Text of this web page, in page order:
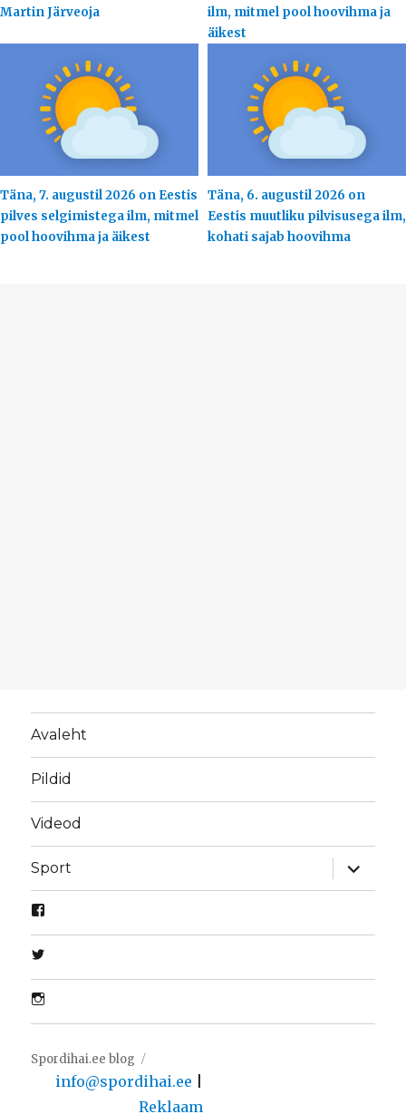
Martin Järveoja
ilm, mitmel pool hoovihma ja
äikest
Täna, 7. augustil 2026 on Eestis
pilves selgimistega ilm, mitmel
pool hoovihma ja äikest
Täna, 6. augustil 2026 on
Eestis muutliku pilvisusega ilm,
kohati sajab hoovihma
Avaleht
Pildid
Videod
Sport
laienda
Spordihai.ee blog
info@spordihai.ee
Reklaam